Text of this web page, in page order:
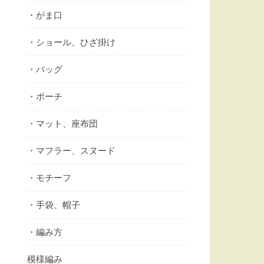
・がま口
・ショール、ひざ掛け
・バッグ
・ポーチ
・マット、座布団
・マフラー、スヌード
・モチーフ
・手袋、帽子
・編み方
模様編み